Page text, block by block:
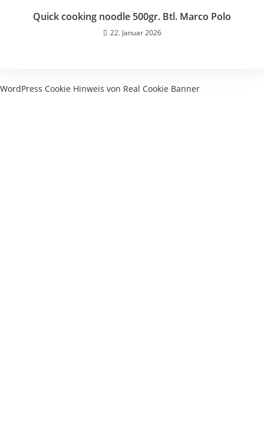
Quick cooking noodle 500gr. Btl. Marco Polo
22. Januar 2026
WordPress Cookie Hinweis von Real Cookie Banner